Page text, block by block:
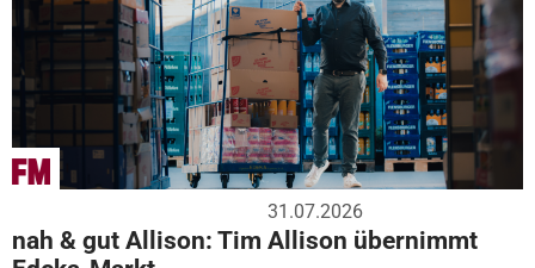
31.07.2026
nah & gut Allison: Tim Allison übernimmt